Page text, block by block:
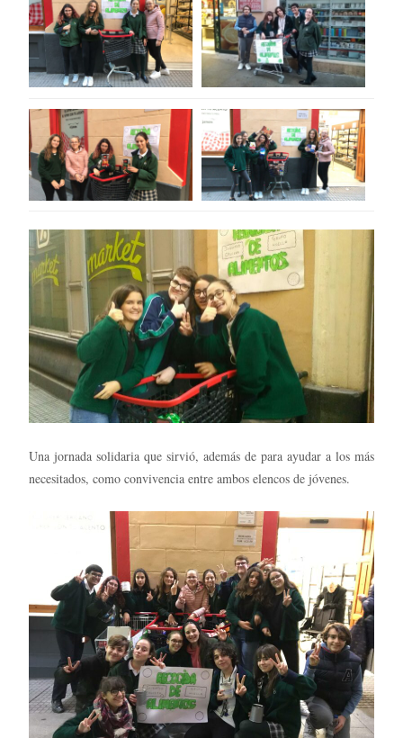
Una jornada solidaria que sirvió, además de para ayudar a los más
necesitados, como convivencia entre ambos elencos de jóvenes.